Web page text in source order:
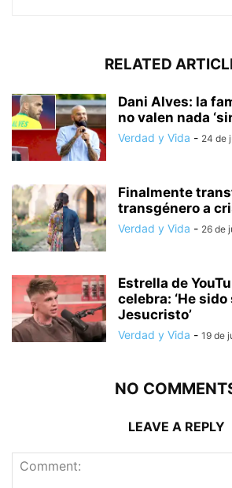
RELATED
Dani Alves: la
no valen nada
Verdad y Vida - 24 de
Finalmente
transgénero a
Verdad y Vida - 26 de
Estrella de
celebra: ‘He
Jesucristo’
Verdad y Vida - 19 de
NO
LEAVE A REPLY